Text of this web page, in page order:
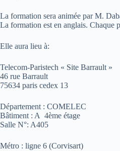
La formation sera animée par M.
La formation est en anglais. Chaque
Elle aura lieu à:
Telecom-Paristech « Site Barrault »
46 rue Barrault
75634 paris cedex 13
Département : COMELEC
Bâtiment : A 4ème étage
Salle N°: A405
Métro : ligne 6 (Corvisart)